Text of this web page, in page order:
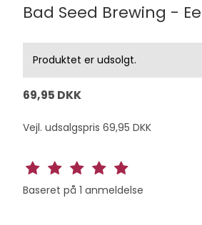
Bad Seed Brewing -
Produktet er udsolgt.
69,95 DKK
Vejl. udsalgspris 69,95 DKK
Baseret på 1 anmeldelse